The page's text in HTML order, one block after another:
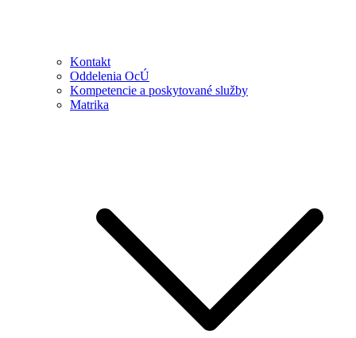
Kontakt
Oddelenia OcÚ
Kompetencie a poskytované služby
Matrika